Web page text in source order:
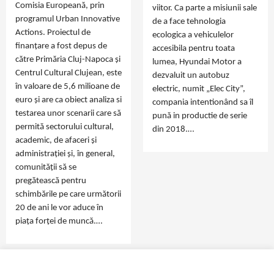
Comisia Europeană, prin
programul Urban Innovative
Actions. Proiectul de
finanțare a fost depus de
către Primăria Cluj-Napoca și
Centrul Cultural Clujean, este
în valoare de 5,6 milioane de
euro și are ca obiect analiza si
testarea unor scenarii care să
permită sectorului cultural,
academic, de afaceri și
administrației și, în general,
comunității să se
pregătească pentru
schimbările pe care următorii
20 de ani le vor aduce în
piața forței de muncă.…
viitor. Ca parte a misiunii sale
de a face tehnologia
ecologica a vehiculelor
accesibila pentru toata
lumea, Hyundai Motor a
dezvaluit un autobuz
electric, numit „Elec City”,
compania intentionând sa îl
pună in productie de serie
din 2018.…